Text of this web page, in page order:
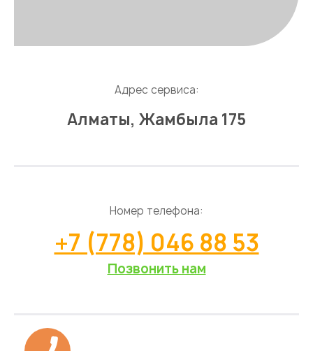
Адрес сервиса:
Алматы, Жамбыла 175
Номер телефона:
+7 (778) 046 88 53
Позвонить нам